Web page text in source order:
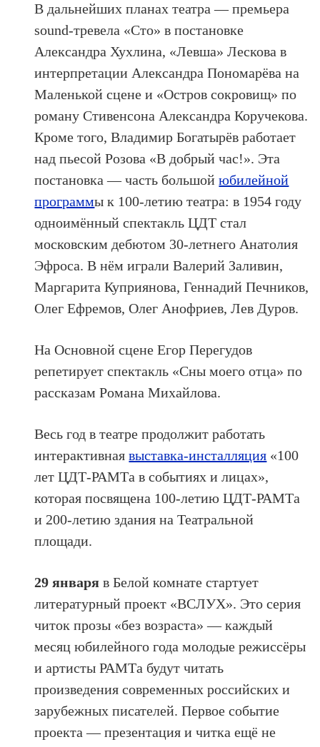
В дальнейших планах театра — премьера
sound-тревела «Сто» в постановке
Александра Хухлина, «Левша» Лескова в
интерпретации Александра Пономарёва на
Маленькой сцене и «Остров сокровищ» по
роману Стивенсона Александра Коручекова.
Кроме того, Владимир Богатырёв работает
над пьесой Розова «В добрый час!». Эта
постановка — часть большойюбилейной
программы к 100-летию театра: в 1954 году
одноимённый спектакль ЦДТ стал
московским дебютом 30-летнего Анатолия
Эфроса. В нём играли Валерий Заливин,
Маргарита Куприянова, Геннадий Печников,
Олег Ефремов, Олег Анофриев, Лев Дуров.
На Основной сцене Егор Перегудов
репетирует спектакль «Сны моего отца» по
рассказам Романа Михайлова.
Весь год в театре продолжит работать
интерактивнаявыставка-инсталляция «100
лет ЦДТ-РАМТа в событиях и лицах»,
которая посвящена 100-летию ЦДТ-РАМТа
и 200-летию здания на Театральной
площади.
29 января в Белой комнате стартует
литературный проект «ВСЛУХ». Это серия
читок прозы «без возраста» — каждый
месяц юбилейного года молодые режиссёры
и артисты РАМТа будут читать
произведения современных российских и
зарубежных писателей. Первое событие
проекта — презентация и читка ещё не